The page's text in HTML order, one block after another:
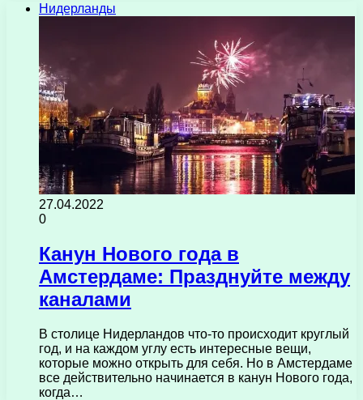
Нидерланды
27.04.2022
0
Канун Нового года в
Амстердаме: Празднуйте между
каналами
В столице Нидерландов что-то происходит круглый
год, и на каждом углу есть интересные вещи,
которые можно открыть для себя. Но в Амстердаме
все действительно начинается в канун Нового года,
когда…